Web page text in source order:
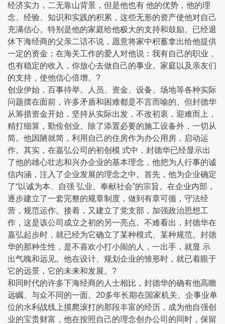
经济实力，二无靠山背景，但是他也有 他的优势，他的理
念、经验、知识和实践的积累，这些无形的资产使他对自己
充满信心。特别是他的家庭给他极大的支持和鼓励。已经退
休下海经商的父亲二话不说，愿意将家中积蓄拿出给他提供
一定的资金；在海关工作的爱人对他说：我有自己的职业，
也有稳定的收入，你放心去做自己的事业。家庭以及亲友们
的支持，使他信心倍增。?
创业伊始，百事待举。人员、资金、设备、场地等各种实际
问题摆在面前，许多矛盾和困难都是不言而喻的。但封德华
从筹措资金开始，坚持从实际出发，不改初衷，迎难而上，
精打细算，勤俭创业。除了添置必要的施工设备外，一切从
简。他因陋就简，利用自己的住房作为办公用房，启动运
作。其实，在嘉弘公司的初创模 式中，封德华已经显示出
了他的雄心壮志和兴办企业的基本理念，他把为人行事的诚
信内涵，注入了企业发展的理念之中。首先，他为企业确定
了“以诚为本、自强 弘业、奉献社会”的宗旨。在企业内部，
逐步建立了一套完整的规章制度，做到有章可循，守法经
营，规范运作。接着，又建立了党支部，加强政治思想工
作，这是该公司成立之初的另一亮点。不难看出，封德华在
嘉弘起步时，就已经为它确立了某种模式、某种规范。封德
华的那种生性，是不喜欢小打小闹的人，一出手，就显 示
出气魄和远见。他在设计、规划企业的雏形时，就已着眼于
它的远景，它的未来和发展。?
和同时代的许多下海经商的人士相比，封德华的确有他高瞻
远瞩、与众不同的一面。20多年长期在国家机关、企事业单
位的水利战线上摸爬滚打的那段丰富的经历，成为他自强创
业的宝贵财富，他在按照自己的理念创办公司的同时，保留